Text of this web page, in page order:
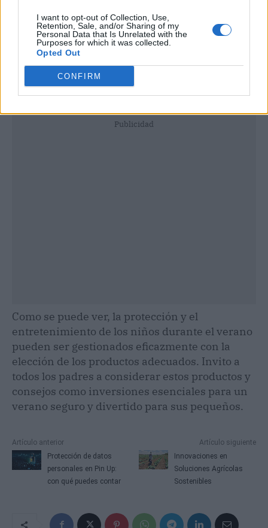
I want to opt-out of Collection, Use,
Retention, Sale, and/or Sharing of my
Personal Data that Is Unrelated with the
Purposes for which it was collected.
Opted Out
CONFIRM
Publicidad
Como se puede ver, la protección y el
entretenimiento de los niños durante el verano
pueden ser gestionados eficazmente con la
elección de los productos adecuados. Invito a
todos los padres a considerar estos productos y
consejos como inversiones esenciales para un
verano seguro y divertido para sus pequeños.
Artículo anterior
Protección de datos
personales en Pin Up:
con qué puedes contar
Artículo siguiente
Innovaciones en
Soluciones Agrícolas
Sostenibles